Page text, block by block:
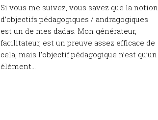
Si vous me suivez, vous savez que la notion
d’objectifs pédagogiques / andragogiques
est un de mes dadas. Mon générateur,
facilitateur, est un preuve assez efficace de
cela, mais l’objectif pédagogique n’est qu’un
élément...